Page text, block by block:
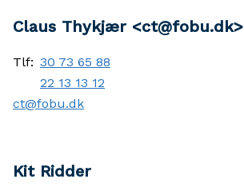
Claus Thykjær <ct@fobu.dk>
Tlf: 30 73 65 88
22 13 13 12
ct@fobu.dk
Kit Ridder